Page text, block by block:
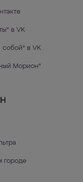
в VK
собой" в VK
Морион"
городе